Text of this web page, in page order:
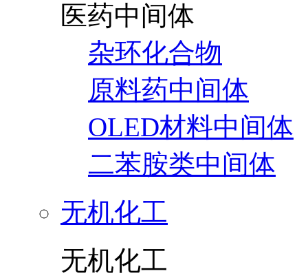
医药中间体
杂环化合物
原料药中间体
OLED材料中间体
二苯胺类中间体
无机化工
无机化工